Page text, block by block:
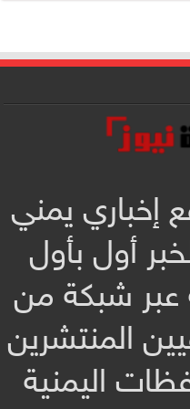
إخباري يمني
أول بأول
عبر شبكة من
المنتشرين
اليمنية